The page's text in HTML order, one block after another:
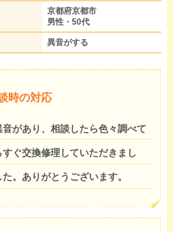
京都府京都市
男性・50代
異音がする
時の対応
があり、相談したら色々調べて
ぐ交換修理していただきまし
。ありがとうございます。